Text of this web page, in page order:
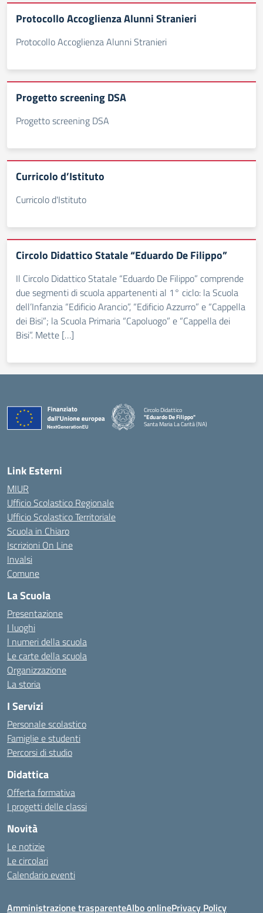
Protocollo Accoglienza Alunni Stranieri
Protocollo Accoglienza Alunni Stranieri
Progetto screening DSA
Progetto screening DSA
Curricolo d’Istituto
Curricolo d'Istituto
Circolo Didattico Statale “Eduardo De Filippo”
Il Circolo Didattico Statale “Eduardo De Filippo” comprende
due segmenti di scuola appartenenti al 1° ciclo: la Scuola
dell’Infanzia “Edificio Arancio”, “Edificio Azzurro” e “Cappella
dei Bisi”; la Scuola Primaria “Capoluogo” e “Cappella dei
Bisi”. Mette […]
Circolo Didattico
"Eduardo De Filippo"
Santa Maria La Carità (NA)
Link Esterni
MIUR
Ufficio Scolastico Regionale
Ufficio Scolastico Territoriale
Scuola in Chiaro
Iscrizioni On Line
Invalsi
Comune
La Scuola
Presentazione
I luoghi
I numeri della scuola
Le carte della scuola
Organizzazione
La storia
I Servizi
Personale scolastico
Famiglie e studenti
Percorsi di studio
Didattica
Offerta formativa
I progetti delle classi
Novità
Le notizie
Le circolari
Calendario eventi
Amministrazione trasparenteAlbo onlinePrivacy Policy